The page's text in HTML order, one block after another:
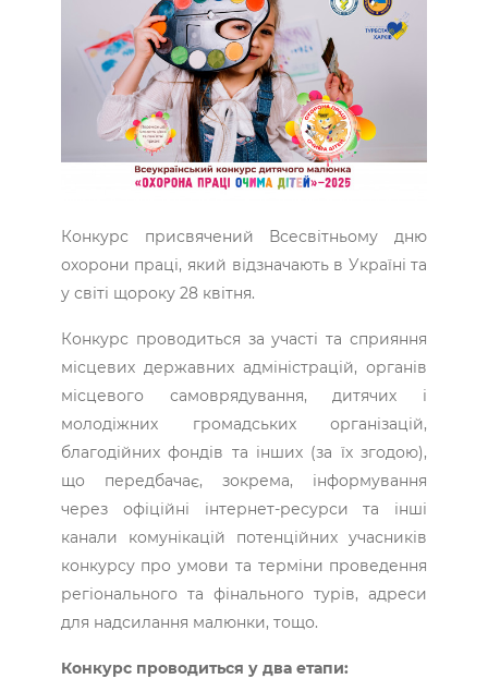
Конкурс присвячений Всесвітньому дню
охорони праці, який відзначають в Україні та
у світі щороку 28 квітня.
Конкурс проводиться за участі та сприяння
місцевих державних адміністрацій, органів
місцевого самоврядування, дитячих і
молодіжних громадських організацій,
благодійних фондів та інших (за їх згодою),
що передбачає, зокрема, інформування
через офіційні інтернет-ресурси та інші
канали комунікацій потенційних учасників
конкурсу про умови та терміни проведення
регіонального та фінального турів, адреси
для надсилання малюнки, тощо.
Конкурс проводиться у два етапи: